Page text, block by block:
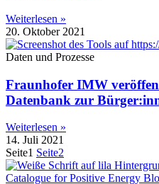
Weiterlesen »
20. Oktober 2021
Daten und Prozesse
Fraunhofer IMW
Datenbank zur
Weiterlesen »
14. Juli 2021
Seite1 Seite2